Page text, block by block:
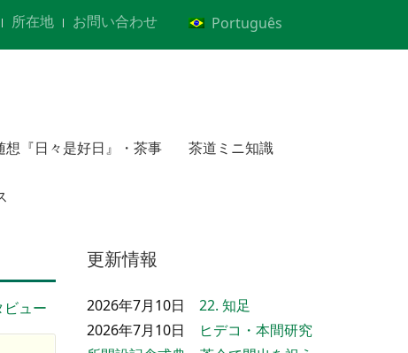
所在地 お問い合わせ Português
想『日々是好日』・茶事 茶道ミニ知識
ュー
更新情報
2026年7月10日 22. 知足
2026年7月10日
ヒデコ・本間研究